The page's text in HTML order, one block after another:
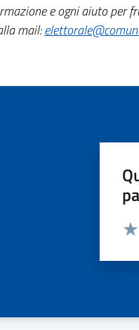
e ogni aiuto per
mail: